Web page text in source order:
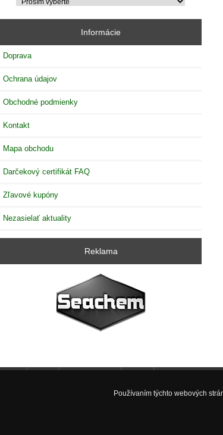
Informácie
Doprava
Ochrana údajov
Obchodné podmienky
Kontakt
Mapa obchodu
Darčekový certifikát FAQ
Zľavové kupóny
Nezasielať aktuality
Reklama
Používaním týchto webových